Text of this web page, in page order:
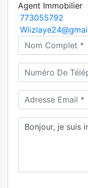
Agent Immobilier
773055792